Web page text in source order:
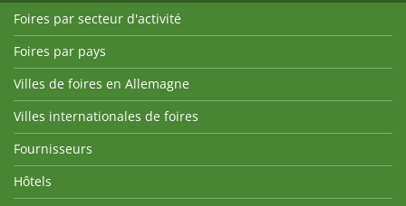
Foires par secteur d'activité
Foires par pays
Villes de foires en Allemagne
Villes internationales de foires
Fournisseurs
Hôtels